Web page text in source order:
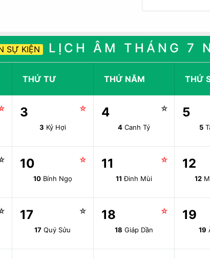
SỰ KIỆN LỊCH ÂM THÁNG 7
THỨ TƯ THỨ NĂM THỨ
3 ☆
3 Kỷ Hợi
4 ☆
4Canh Tý
5
5
10 ☆
10Bính Ngọ
11 ☆
11 Đinh Mùi
12
12
17 ☆
17 Quý Sửu
18 ☆
18 Giáp Dần
19
19